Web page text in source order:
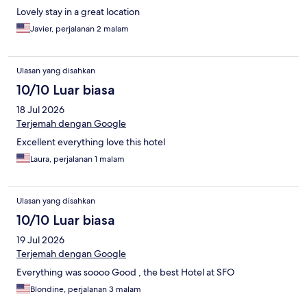
Lovely stay in a great location
Javier, perjalanan 2 malam
Ulasan yang disahkan
10/10 Luar biasa
18 Jul 2026
Terjemah dengan Google
Excellent everything love this hotel
Laura, perjalanan 1 malam
Ulasan yang disahkan
10/10 Luar biasa
19 Jul 2026
Terjemah dengan Google
Everything was soooo Good , the best Hotel at SFO
Blondine, perjalanan 3 malam